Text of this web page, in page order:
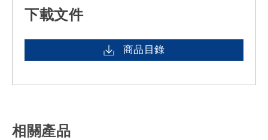
下載文件
商品目錄
相關產品